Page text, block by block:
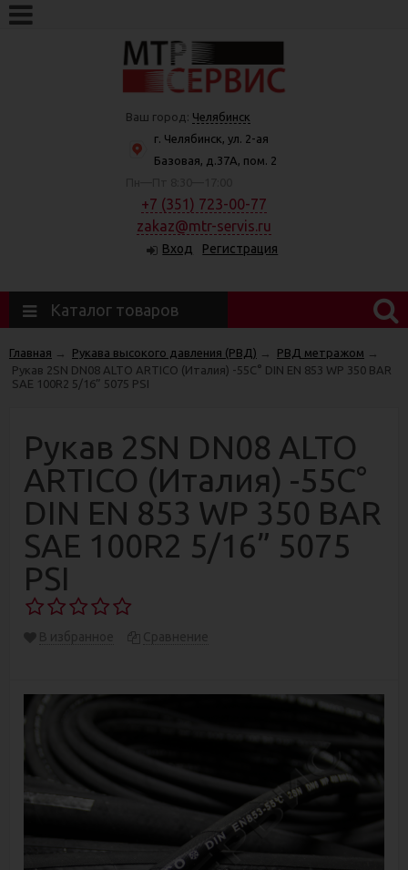
Ваш город: Челябинск
г. Челябинск, ул. 2-ая
Базовая, д.37А, пом. 2
+7 (351) 723-00-77
zakaz@mtr-servis.ru
Вход Регистрация
Каталог товаров
Главная Рукава высокого давления (РВД) РВД метражом
Рукав 2SN DN08 ALTO ARTICO (Италия) -55C° DIN EN 853 WP 350 BAR
SAE 100R2 5/16” 5075 PSI
Рукав 2SN DN08 ALTO
ARTICO (Италия) -55C°
DIN EN 853 WP 350 BAR
SAE 100R2 5/16” 5075
PSI